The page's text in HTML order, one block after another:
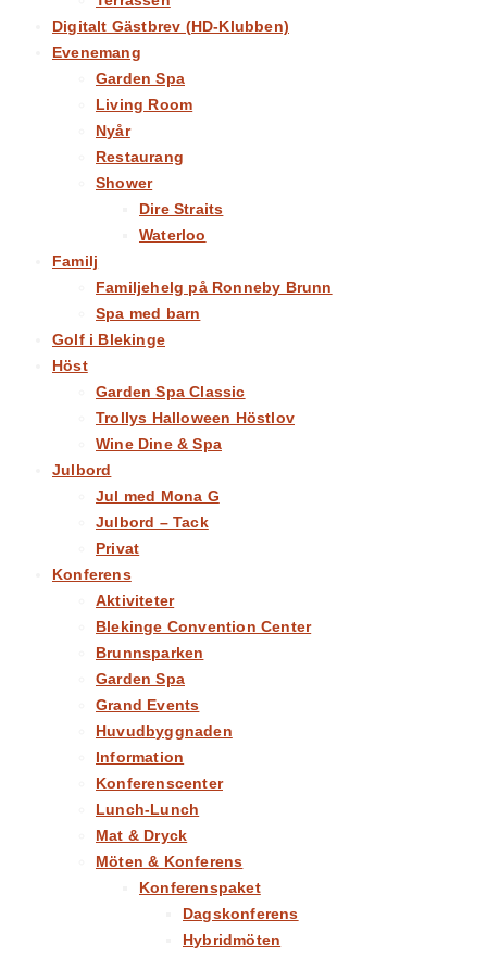
Digitalt Gästbrev (HD-Klubben)
Evenemang
Garden Spa
Living Room
Nyår
Restaurang
Shower
Dire Straits
Waterloo
Familj
Familjehelg på Ronneby Brunn
Spa med barn
Golf i Blekinge
Höst
Garden Spa Classic
Trollys Halloween Höstlov
Wine Dine & Spa
Julbord
Jul med Mona G
Julbord – Tack
Privat
Konferens
Aktiviteter
Blekinge Convention Center​
Brunnsparken
Garden Spa
Grand Events
Huvudbyggnaden
Information
Konferenscenter
Lunch-Lunch
Mat & Dryck
Möten & Konferens
Konferenspaket
Dagskonferens
Hybridmöten